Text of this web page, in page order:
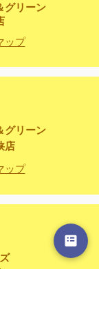
グリーン
ップ
グリーン
店
ップ